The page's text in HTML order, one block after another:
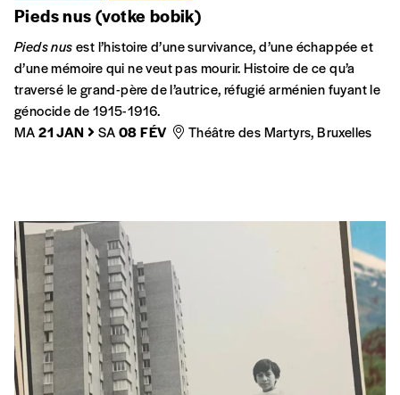
Pieds nus(votke bobik)
Pieds nusest l’histoire d’une survivance, d’une échappée et
d’une mémoire qui ne veut pas mourir. Histoire de ce qu’a
traversé le grand-père de l’autrice, réfugié arménien fuyant le
génocide de 1915-1916.
MA21 JAN SA08 FÉV Théâtre des Martyrs, Bruxelles